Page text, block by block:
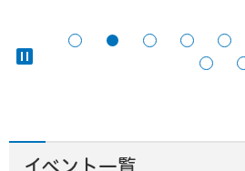
イベント一覧